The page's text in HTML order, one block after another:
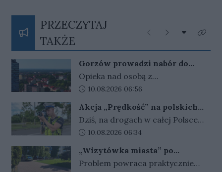
PRZECZYTAJ
TAKŻE
Poprzednie
Następne
Rozwiń
Kliknij
Gorzów prowadzi nabór do
opieki wytchnieniowej. Są
jeszcze wolne miejsca
Opieka nad osobą z
niepełnosprawnością to
wymaga czasu, sił i
zaangażowania. Aby odciążyć
opiekunów i dać im możliwość
odpoczynku, Miasto prowadzi
nabór do programu opieki
Data dodania artykułu:
10.08.2026 06:56
Akcja „Prędkość” na polskich
drogach
Dziś, na drogach w całej Polsce
pojawiło się więcej patroli ruchu
ogólnopolskie działania
„Prędkość” Mundurowi skupili się
Data dodania artykułu:
10.08.2026 06:34
„Wizytówka miasta” po
gorzowsku? W niedzielę do
akcji wkroczyła policja
Problem powraca praktycznie